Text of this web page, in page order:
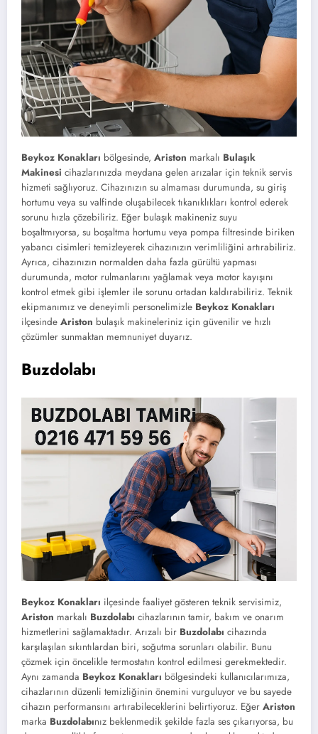
Beykoz Konakları bölgesinde, Ariston markalı Bulaşık
Makinesi cihazlarınızda meydana gelen arızalar için teknik servis
hizmeti sağlıyoruz. Cihazınızın su almaması durumunda, su giriş
hortumu veya su valfinde oluşabilecek tıkanıklıkları kontrol ederek
sorunu hızla çözebiliriz. Eğer bulaşık makineniz suyu
boşaltmıyorsa, su boşaltma hortumu veya pompa filtresinde biriken
yabancı cisimleri temizleyerek cihazınızın verimliliğini artırabiliriz.
Ayrıca, cihazınızın normalden daha fazla gürültü yapması
durumunda, motor rulmanlarını yağlamak veya motor kayışını
kontrol etmek gibi işlemler ile sorunu ortadan kaldırabiliriz. Teknik
ekipmanımız ve deneyimli personelimizle Beykoz Konakları
ilçesinde Ariston bulaşık makineleriniz için güvenilir ve hızlı
çözümler sunmaktan memnuniyet duyarız.
Buzdolabı
Beykoz Konakları ilçesinde faaliyet gösteren teknik servisimiz,
Ariston markalı Buzdolabı cihazlarının tamir, bakım ve onarım
hizmetlerini sağlamaktadır. Arızalı bir Buzdolabı cihazında
karşılaşılan sıkıntılardan biri, soğutma sorunları olabilir. Bunu
çözmek için öncelikle termostatın kontrol edilmesi gerekmektedir.
Aynı zamanda Beykoz Konakları bölgesindeki kullanıcılarımıza,
cihazlarının düzenli temizliğinin önemini vurguluyor ve bu sayede
cihazın performansını artırabileceklerini belirtiyoruz. Eğer Ariston
marka Buzdolabınız beklenmedik şekilde fazla ses çıkarıyorsa, bu